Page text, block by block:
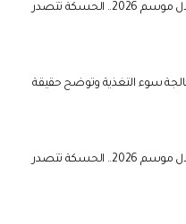
قفزة في إنتاج القمح السوري خلال موسم 2026.. الحسكة تتصدر
سوء التغذية وتوضح حقيقة
قفزة في إنتاج القمح السوري خلال موسم 2026.. الحسكة تتصدر